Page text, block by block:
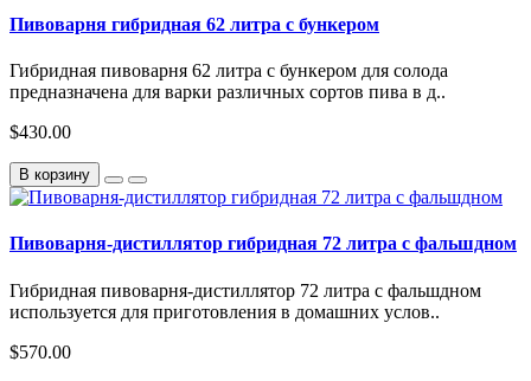
Пивоварня гибридная 62 литра с бункером
Гибридная пивоварня 62 литра с бункером для солода
предназначена для варки различных сортов пива в д..
$430.00
В корзину
Пивоварня-дистиллятор гибридная 72 литра с фальшдном
Гибридная пивоварня-дистиллятор 72 литра с фальшдном
используется для приготовления в домашних услов..
$570.00